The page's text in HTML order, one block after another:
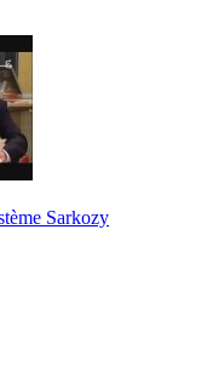
Sarkozy